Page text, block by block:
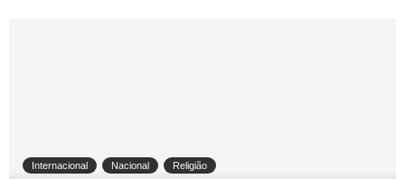
Internacional Nacional Religião